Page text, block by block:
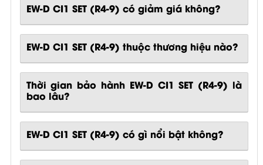
EW-D CI1 SET (R4-9) có giảm giá không?
EW-D CI1 SET (R4-9) thuộc thương hiệu nào?
Thời gian bảo hành EW-D CI1 SET (R4-9) là
bao lâu?
EW-D CI1 SET (R4-9) có gì nổi bật không?